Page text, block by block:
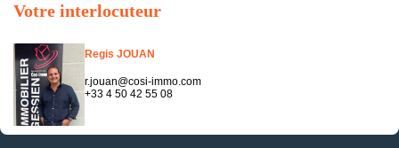
Votre interlocuteur
Regis JOUAN
r.jouan@cosi-immo.com
+33 4 50 42 55 08